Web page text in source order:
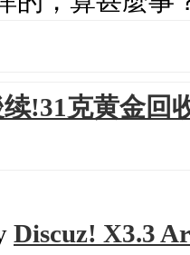
!31克黄金回
Discuz! X3.3